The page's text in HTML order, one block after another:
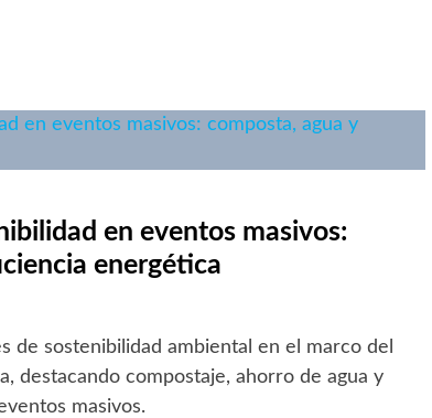
en eventos masivos:
energética
de sostenibilidad ambiental en el marco del
destacando compostaje, ahorro de agua y
masivos.